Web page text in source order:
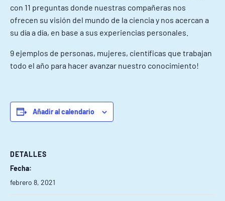
con 11 preguntas donde nuestras compañeras nos
ofrecen su visión del mundo de la ciencia y nos acercan a
su día a día, en base a sus experiencias personales.
9 ejemplos de personas, mujeres, científicas que trabajan
todo el año para hacer avanzar nuestro conocimiento!
Añadir al calendario
DETALLES
Fecha:
febrero 8, 2021